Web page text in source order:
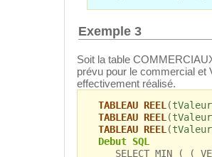
Exemple 3
Soit la table
prévu pour le commercial et
effectivement réalisé.
TABLEAU REEL(
TABLEAU REEL(
TABLEAU REEL(
Debut SQL
SELECT MIN ( (